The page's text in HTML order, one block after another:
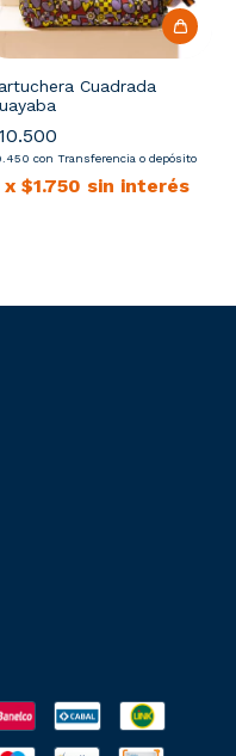
Cuadrada
con Transferencia o depósito
x $1.750 sin interés